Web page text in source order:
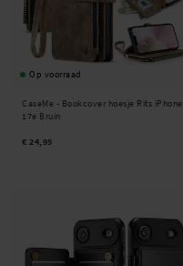
Op voorraad
CaseMe - Bookcover hoesje Rits iPhone
17e Bruin
€ 24,95